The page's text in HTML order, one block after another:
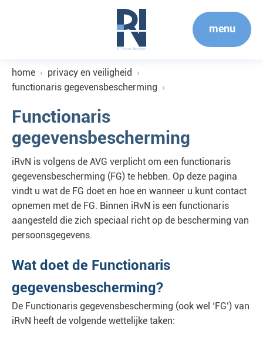
menu
home
privacy en veiligheid
functionaris gegevensbescherming
Functionaris
gegevensbescherming
iRvN is volgens de AVG verplicht om een functionaris
gegevensbescherming (FG) te hebben. Op deze pagina
vindt u wat de FG doet en hoe en wanneer u kunt contact
opnemen met de FG. Binnen iRvN is een functionaris
aangesteld die zich speciaal richt op de bescherming van
persoonsgegevens.
Wat doet de Functionaris
gegevensbescherming?
De Functionaris gegevensbescherming (ook wel ‘FG’) van
iRvN heeft de volgende wettelijke taken: